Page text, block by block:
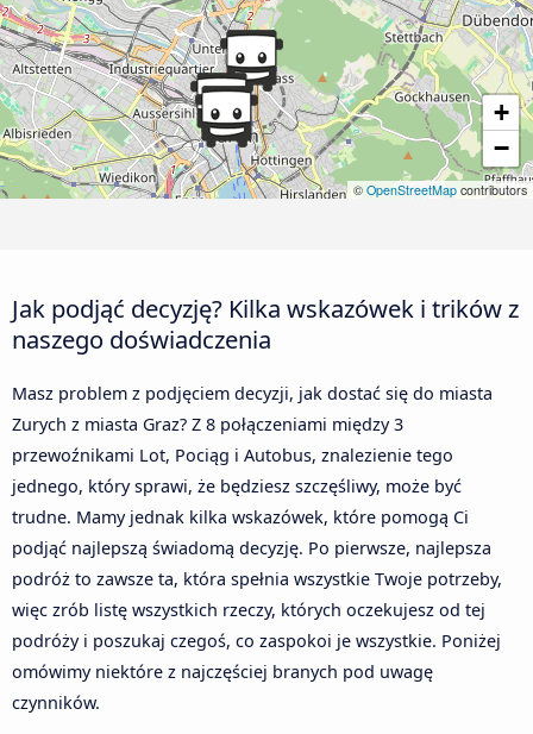
+
−
© OpenStreetMap contributors
Jak podjąć decyzję? Kilka wskazówek i trików z
naszego doświadczenia
Masz problem z podjęciem decyzji, jak dostać się do miasta
Zurych z miasta Graz? Z 8 połączeniami między 3
przewoźnikami Lot, Pociąg i Autobus, znalezienie tego
jednego, który sprawi, że będziesz szczęśliwy, może być
trudne. Mamy jednak kilka wskazówek, które pomogą Ci
podjąć najlepszą świadomą decyzję. Po pierwsze, najlepsza
podróż to zawsze ta, która spełnia wszystkie Twoje potrzeby,
więc zrób listę wszystkich rzeczy, których oczekujesz od tej
podróży i poszukaj czegoś, co zaspokoi je wszystkie. Poniżej
omówimy niektóre z najczęściej branych pod uwagę
czynników.